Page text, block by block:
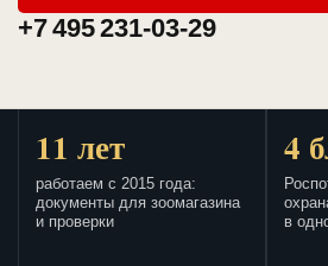
+7 495 231-03-29
11 лет
работаем с 2015 года:
документы для зоомагазина
и проверки
4
в